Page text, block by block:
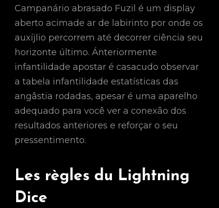
Campanário abrasado Fuzil é um display
aberto acimade ar de labirinto por onde os
auxíjlio percorrem até decorrer ciência seu
horizonte último. Ánteriormente
infantilidade apostar é casacudo observar
a tabela infantilidade estatísticas das
angâstia rodadas, apesar é uma aparelho
adequado para você ver a conexão dos
resultados anteriores e reforçar o seu
pressentimento.
Les règles du Lightning
Dice